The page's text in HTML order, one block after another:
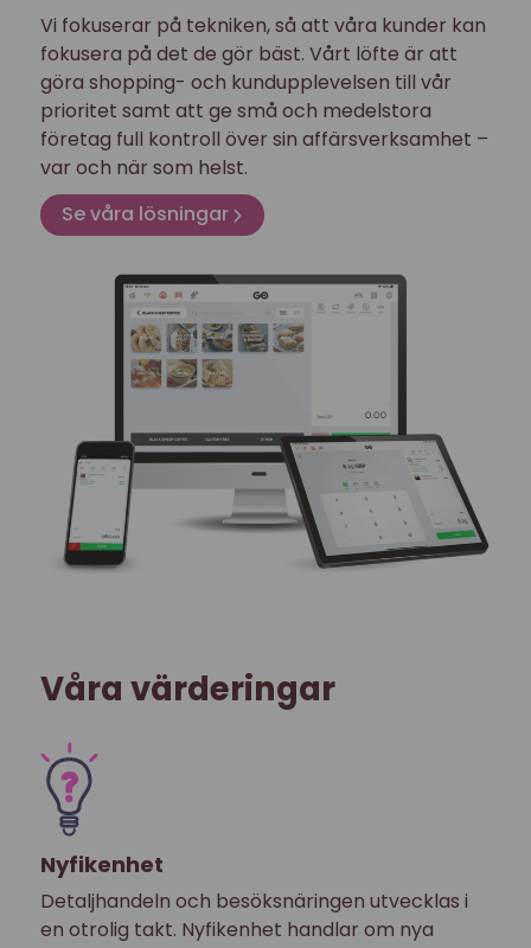
Vi fokuserar på tekniken, så att våra kunder kan
fokusera på det de gör bäst. Vårt löfte är att
göra shopping- och kundupplevelsen till vår
prioritet samt att ge små och medelstora
företag full kontroll över sin affärsverksamhet –
var och när som helst.
Se våra lösningar
Våra värderingar
Nyfikenhet
Detaljhandeln och besöksnäringen utvecklas i
en otrolig takt. Nyfikenhet handlar om nya